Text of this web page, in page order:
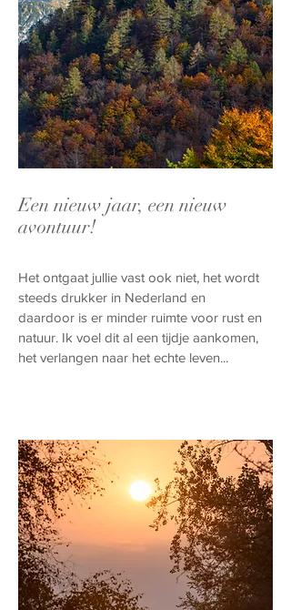
Een nieuw jaar, een nieuw
avontuur!
Het ontgaat jullie vast ook niet, het wordt
steeds drukker in Nederland en
daardoor is er minder ruimte voor rust en
natuur. Ik voel dit al een tijdje aankomen,
het verlangen naar het echte leven...